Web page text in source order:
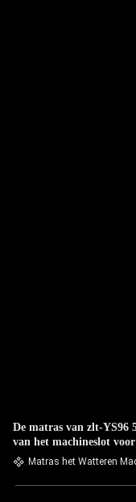
De matras van zlt-YS96
van het machineslot
dekbeddenzolytech
Matras het Watteren